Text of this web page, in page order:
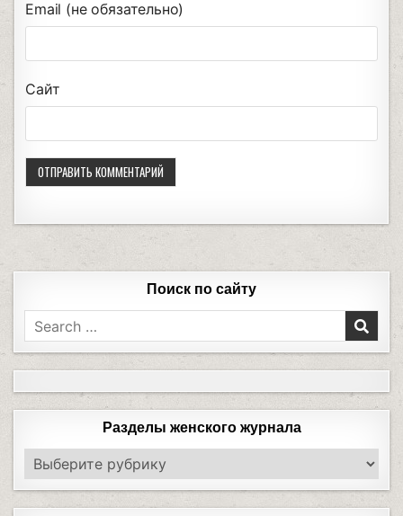
Email (не обязательно)
Сайт
Поиск по сайту
Разделы женского журнала